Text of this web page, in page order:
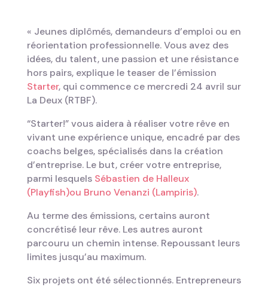
« Jeunes diplômés, demandeurs d’emploi ou en
réorientation professionnelle. Vous avez des
idées, du talent, une passion et une résistance
hors pairs, explique le teaser de l’émission
Starter, qui commence ce mercredi 24 avril sur
La Deux (RTBF).
“Starter!” vous aidera à réaliser votre rêve en
vivant une expérience unique, encadré par des
coachs belges, spécialisés dans la création
d’entreprise. Le but, créer votre entreprise,
parmi lesquels Sébastien de Halleux
(Playfish)ou Bruno Venanzi (Lampiris).
Au terme des émissions, certains auront
concrétisé leur rêve. Les autres auront
parcouru un chemin intense. Repoussant leurs
limites jusqu’au maximum.
Six projets ont été sélectionnés. Entrepreneurs